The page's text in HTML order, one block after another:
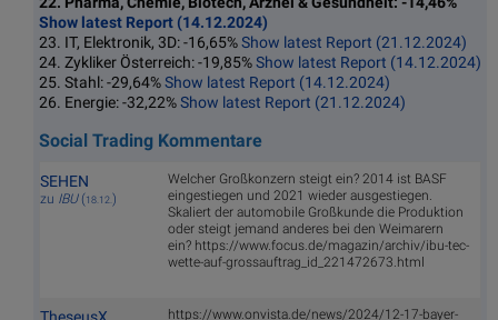
Show latest Report (14.12.2024)
23. IT, Elektronik, 3D: -16,65%Show latest Report (21.12.2024)
24. Zykliker Österreich: -19,85%Show latest Report (14.12.2024)
25. Stahl: -29,64%Show latest Report (14.12.2024)
26. Energie: -32,22%Show latest Report (21.12.2024)
Social Trading Kommentare
SEHEN
zu IBU( 18.12.)
Welcher Großkonzern steigt ein? 2014 ist BASF
eingestiegen und 2021 wieder ausgestiegen.
Skaliert der automobile Großkunde die Produktion
oder steigt jemand anderes bei den Weimarern
ein? https://www.focus.de/magazin/archiv/ibu-tec-
wette-auf-grossauftrag_id_221472673.html
https://www.onvista.de/news/2024/12-17-bayer-